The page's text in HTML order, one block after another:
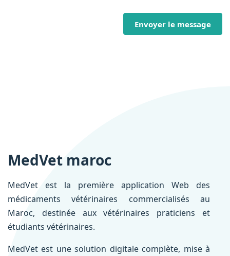
Envoyer le message
MedVet maroc
MedVet est la première application Web des
médicaments vétérinaires commercialisés au
Maroc, destinée aux vétérinaires praticiens et
étudiants vétérinaires.
MedVet est une solution digitale complète, mise à